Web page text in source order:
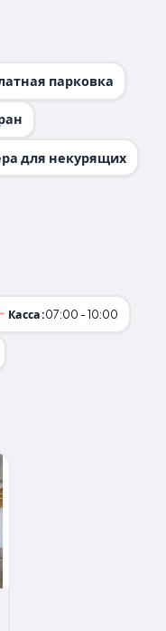
парковка
для некурящих
Касса:07:00 - 10:00